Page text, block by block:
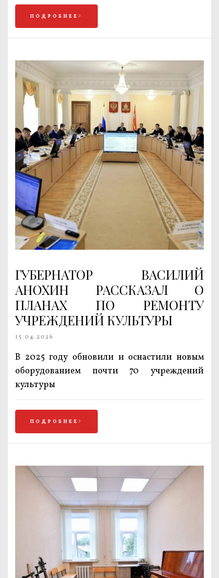
ПОДРОБНЕЕ
ГУБЕРНАТОР ВАСИЛИЙ
АНОХИН РАССКАЗАЛ О
ПЛАНАХ ПО РЕМОНТУ
УЧРЕЖДЕНИЙ КУЛЬТУРЫ
15.04.2026
В 2025 году обновили и оснастили новым
оборудованием почти 70 учреждений
культуры
ПОДРОБНЕЕ